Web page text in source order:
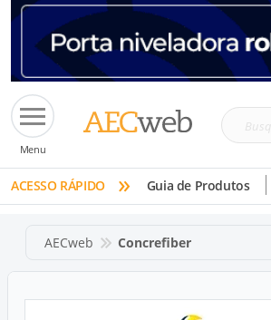
Menu
Busque
tinta,
etc
ACESSO RÁPIDO » Guia de Produtos
AECweb Concrefiber